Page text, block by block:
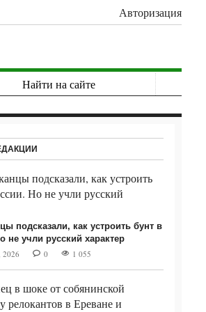
Авторизация
подсказали, как устроить бунт в
не учли русский характер
2026
0 1 055